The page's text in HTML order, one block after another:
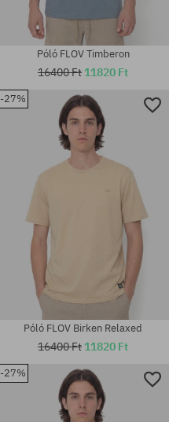
Elérhető méretek:
M; L; XL; XXL
Póló FLOV Timberon
16400 Ft 11820 Ft
-27%
Póló FLOV Birken Relaxed
16400 Ft 11820 Ft
-27%